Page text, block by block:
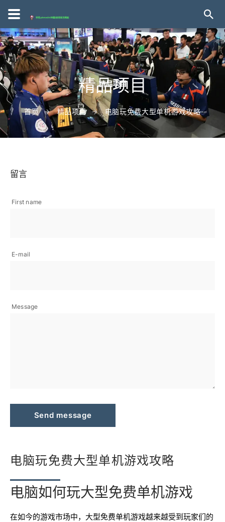
精品项目
首页 精品项目 电脑玩免费大型单机游戏攻略
留言
First name
E-mail
Message
Send message
电脑玩免费大型单机游戏攻略
电脑如何玩大型免费单机游戏
在如今的游戏市场中，大型免费单机游戏越来越受到玩家们的